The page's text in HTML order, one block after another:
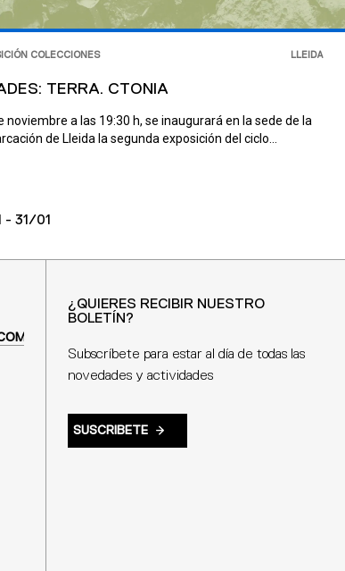
COLECCIONES LLEIDA
TERRA. CTONIA
noviembre a las 19:30 h, se inaugurará en la sede de la
de Lleida la segunda exposición del ciclo...
- 31/01
¿QUIERES RECIBIR NUESTRO
BOLETÍN?
Subscríbete para estar al día de todas las
novedades y actividades
SUSCRIBETE